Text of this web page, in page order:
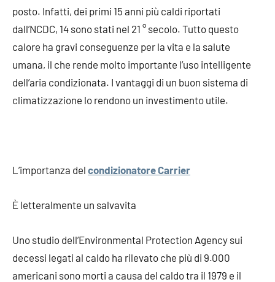
posto. Infatti, dei primi 15 anni più caldi riportati
dall’NCDC, 14 sono stati nel 21 ° secolo. Tutto questo
calore ha gravi conseguenze per la vita e la salute
umana, il che rende molto importante l’uso intelligente
dell’aria condizionata. I vantaggi di un buon sistema di
climatizzazione lo rendono un investimento utile.
L’importanza del condizionatore Carrier
È letteralmente un salvavita
Uno studio dell’Environmental Protection Agency sui
decessi legati al caldo ha rilevato che più di 9.000
americani sono morti a causa del caldo tra il 1979 e il